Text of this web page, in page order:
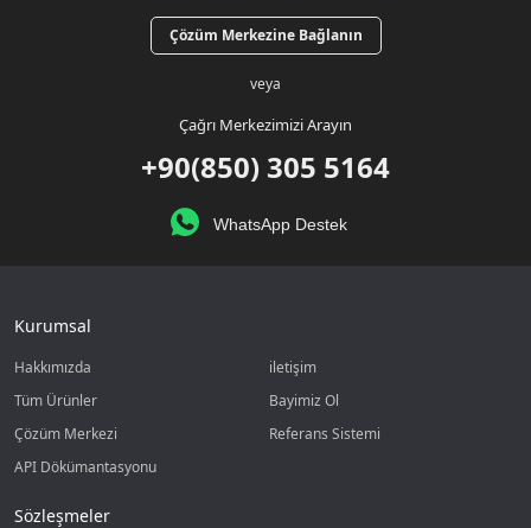
Çözüm Merkezine Bağlanın
veya
Çağrı Merkezimizi Arayın
+90(850) 305 5164
WhatsApp Destek
Kurumsal
Hakkımızda
iletişim
Tüm Ürünler
Bayimiz Ol
Çözüm Merkezi
Referans Sistemi
API Dökümantasyonu
Sözleşmeler